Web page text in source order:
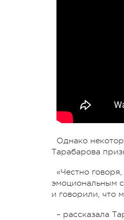
Однако
Тарабарова
«Честно
эмоциональным
и говорили, что
– рассказала